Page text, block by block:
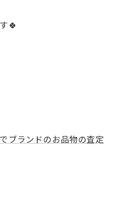
🍀
ブランドのお品物の査定